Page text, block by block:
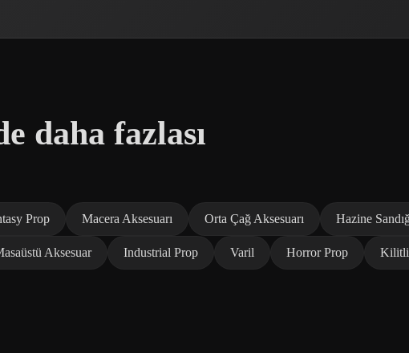
daha fazlası
Prop Macera Aksesuarı Orta Çağ Aksesuarı Hazine
Aksesuar Industrial Prop Varil Horror Prop